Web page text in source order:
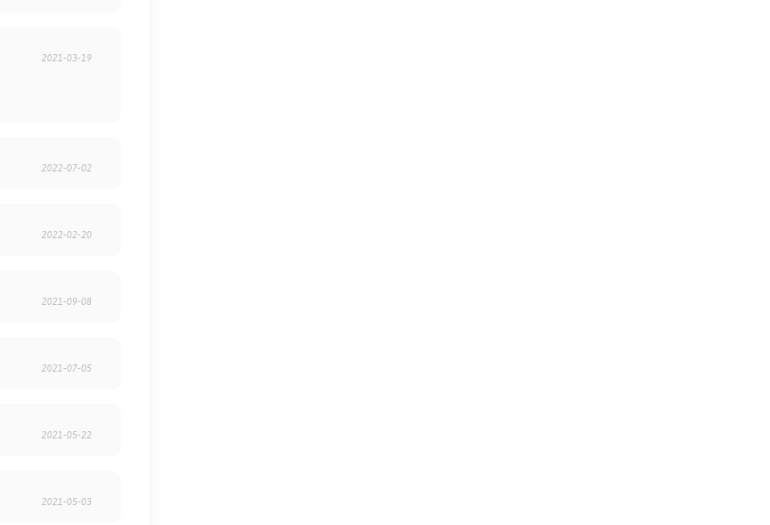
2021-03-19
2022-07-02
2022-02-20
2021-09-08
2021-07-05
2021-05-22
2021-05-03